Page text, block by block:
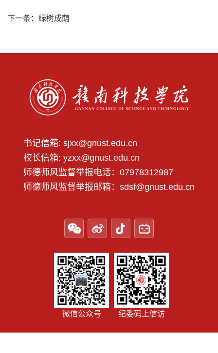
下一条： 绿树成荫
书记信箱: sjxx@gnust.edu.cn
校长信箱: yzxx@gnust.edu.cn
师德师风监督举报电话：07978312987
师德师风监督举报邮箱：sdsf@gnust.edu.cn
微信公众号 纪委码上信访